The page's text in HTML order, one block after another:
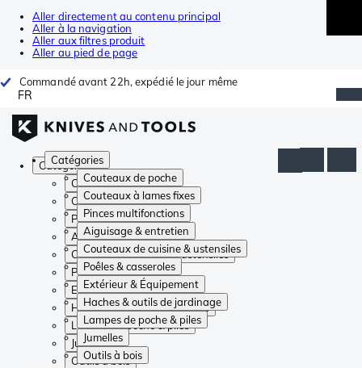
Aller directement au contenu principal
Aller à la navigation
Aller aux filtres produit
Aller au pied de page
Commandé avant 22h, expédié le jour même
FR
Catégories
Couteaux de poche
Couteaux à lames fixes
Pinces multifonctions
Aiguisage & entretien
Couteaux de cuisine & ustensiles
Poêles & casseroles
Extérieur & Équipement
Haches & outils de jardinage
Lampes de poche & piles
Jumelles
Outils à bois
Catégories
Couteaux de poche
Couteaux à lames fixes
Pinces multifonctions
Aiguisage & entretien
Couteaux de cuisine & ustensiles
Poêles & casseroles
Extérieur & Équipement
Haches & outils de jardinage
Lampes de poche & piles
Jumelles
Outils à bois